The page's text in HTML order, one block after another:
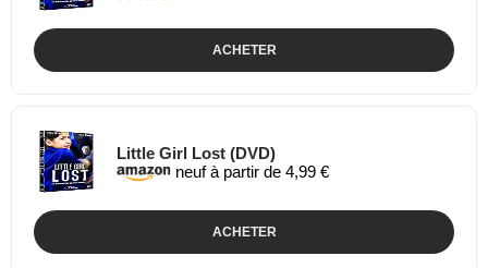
ACHETER
Little Girl Lost (DVD)
neuf à partir de 4,99 €
ACHETER